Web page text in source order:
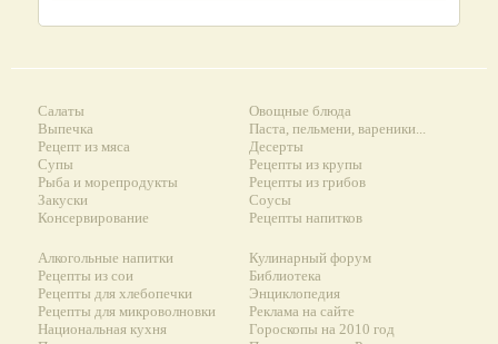
Салаты
Выпечка
Рецепт из мяса
Супы
Рыба и морепродукты
Закуски
Консервирование
Овощные блюда
Паста, пельмени, вареники...
Десерты
Рецепты из крупы
Рецепты из грибов
Соусы
Рецепты напитков
Алкогольные напитки
Рецепты из сои
Рецепты для хлебопечки
Рецепты для микроволновки
Национальная кухня
Кулинарный форум
Библиотека
Энциклопедия
Реклама на сайте
Гороскопы на 2010 год